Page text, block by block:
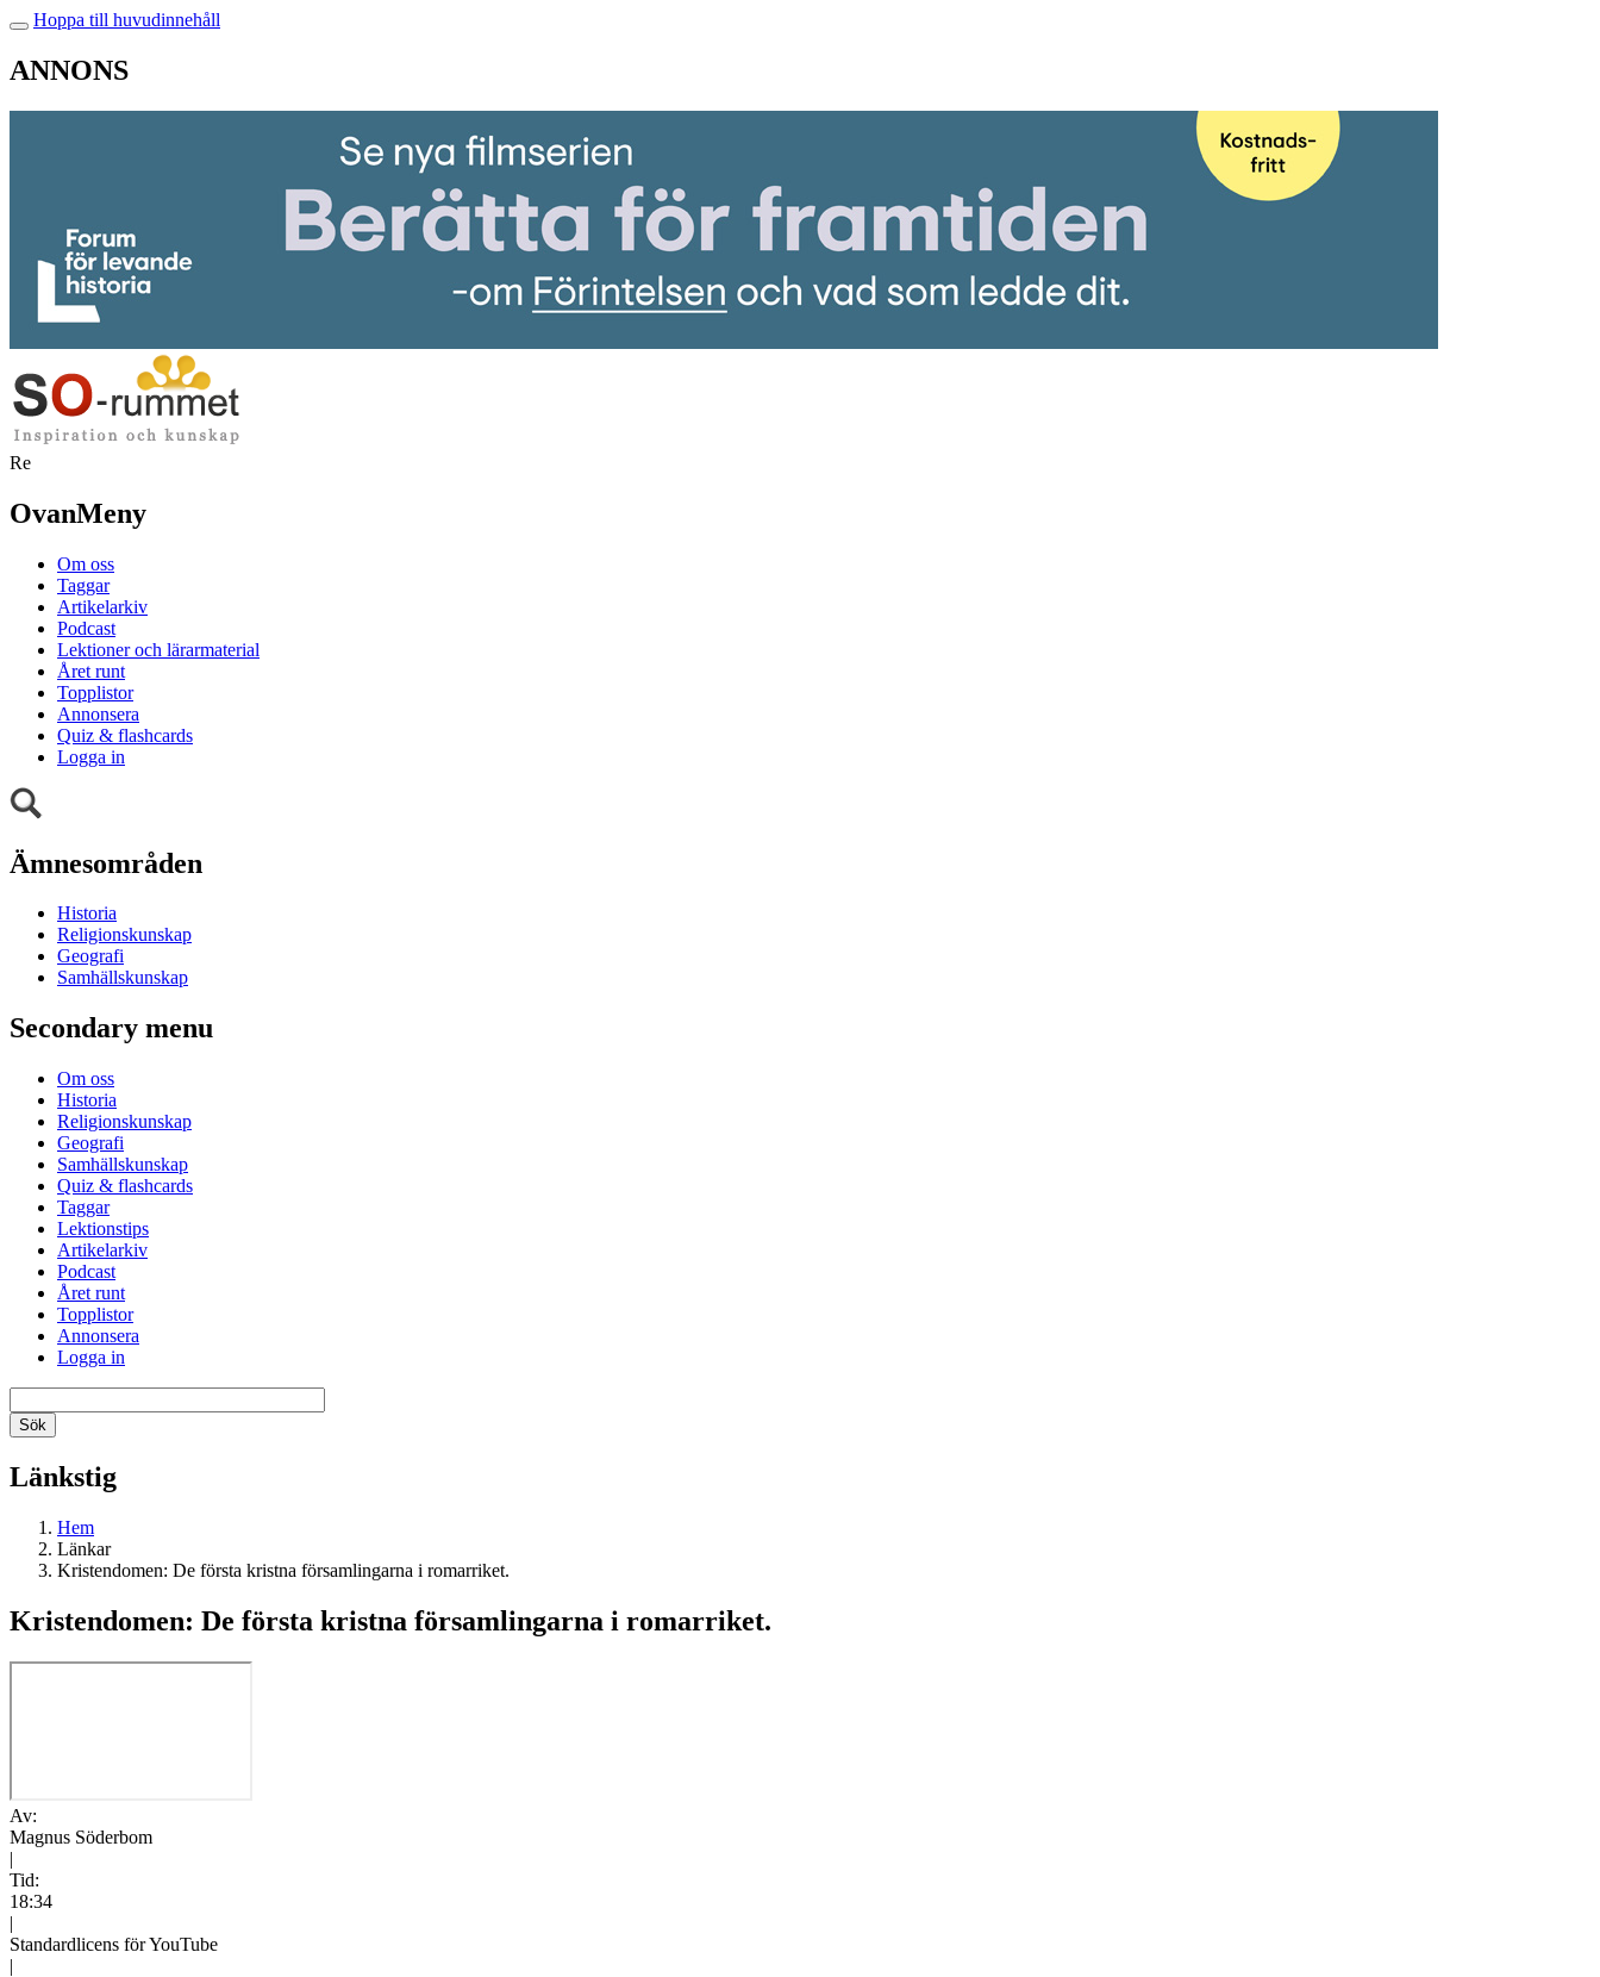
Hoppa till huvudinnehåll
ANNONS
Re
OvanMeny
Om oss
Taggar
Artikelarkiv
Podcast
Lektioner och lärarmaterial
Året runt
Topplistor
Annonsera
Quiz & flashcards
Logga in
Ämnesområden
Historia
Religionskunskap
Geografi
Samhällskunskap
Secondary menu
Om oss
Historia
Religionskunskap
Geografi
Samhällskunskap
Quiz & flashcards
Taggar
Lektionstips
Artikelarkiv
Podcast
Året runt
Topplistor
Annonsera
Logga in
Länkstig
Hem
Länkar
Kristendomen: De första kristna församlingarna i romarriket.
Kristendomen: De första kristna församlingarna i romarriket.
Av:
Magnus Söderbom
|
Tid:
18:34
|
Standardlicens för YouTube
|